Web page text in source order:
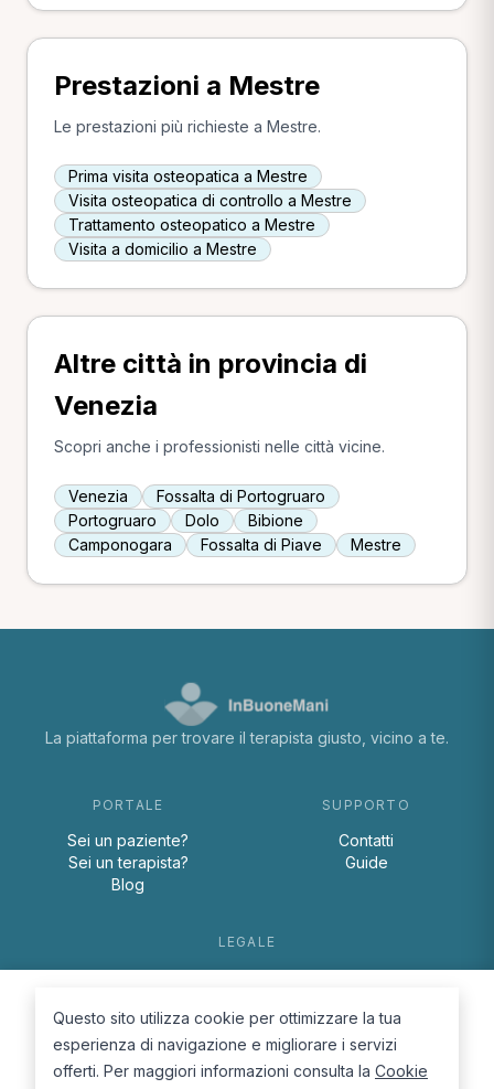
Prestazioni a Mestre
Le prestazioni più richieste a Mestre.
Prima visita osteopatica a Mestre
Visita osteopatica di controllo a Mestre
Trattamento osteopatico a Mestre
Visita a domicilio a Mestre
Altre città in provincia di
Venezia
Scopri anche i professionisti nelle città vicine.
Venezia
Fossalta di Portogruaro
Portogruaro
Dolo
Bibione
Camponogara
Fossalta di Piave Mestre
La piattaforma per trovare il terapista giusto, vicino a te.
PORTALE
Sei un paziente?
Sei un terapista?
Blog
SUPPORTO
Contatti
Guide
LEGALE
Cookie Policy
Questo sito utilizza cookie per ottimizzare la tua
esperienza di navigazione e migliorare i servizi
offerti. Per maggiori informazioni consulta la Cookie